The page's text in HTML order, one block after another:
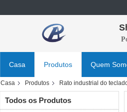
Casa Produtos Quem
Casa Produtos Rato industrial do
Todos os Produtos